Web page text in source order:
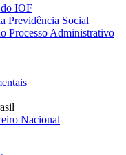
IOF
Previdência Social
Processo Administrativo
Nacional